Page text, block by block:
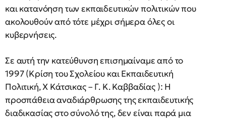
και κατανόηση των εκπαιδευτικών πολιτικών που
ακολουθούν από τότε μέχρι σήμερα όλες οι
κυβερνήσεις.
Σε αυτή την κατεύθυνση επισημαίναμε από το
1997 (Κρίση του Σχολείου και Εκπαιδευτική
Πολιτική, Χ Κάτσικας – Γ. Κ. Καββαδίας ): Η
προσπάθεια αναδιάρθρωσης της εκπαιδευτικής
διαδικασίας στο σύνολό της, δεν είναι παρά μια